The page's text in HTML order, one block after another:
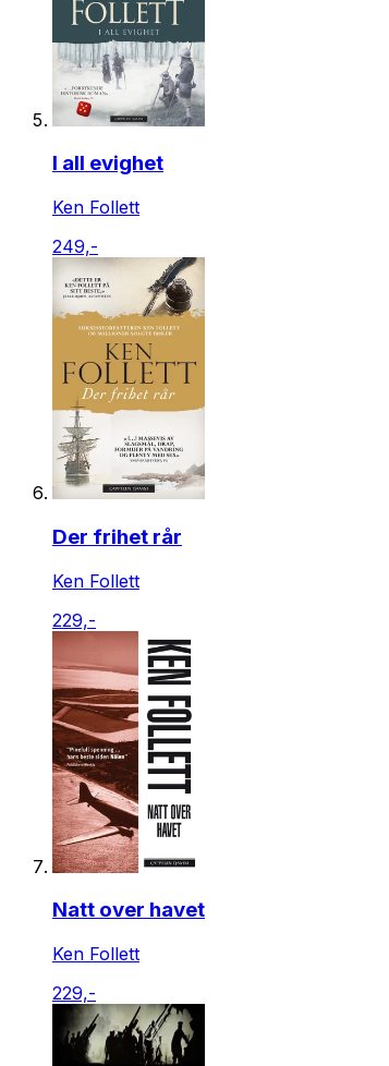
I all evighet
Ken Follett
249,-
Der frihet rår
Ken Follett
229,-
Natt over havet
Ken Follett
229,-